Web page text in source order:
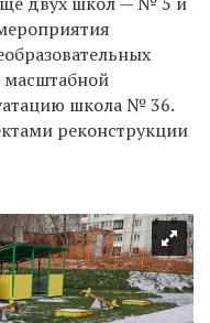
масштабной
школа № 36.
реконструкции